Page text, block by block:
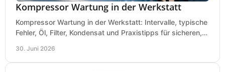
Kompressor Wartung in der Werkstatt
Kompressor Wartung in der Werkstatt: Intervalle, typische
Fehler, Öl, Filter, Kondensat und Praxistipps für sicheren,
30. Juni 2026